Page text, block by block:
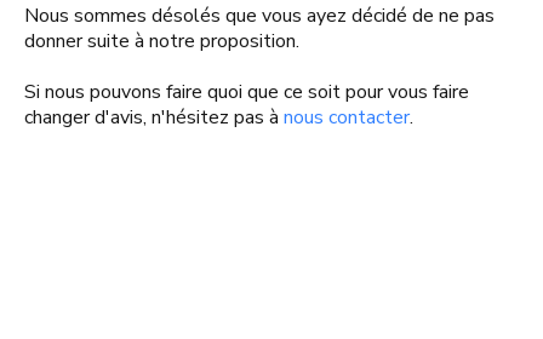
Mot de passe
Nous sommes désolés que vous ayez décidé de ne pas
donner suite à notre proposition.
Si nous pouvons faire quoi que ce soit pour vous faire
changer d'avis, n'hésitez pas à nous contacter.